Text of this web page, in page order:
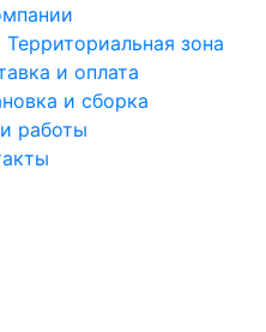
Территориальная зона
и оплата
и сборка
работы